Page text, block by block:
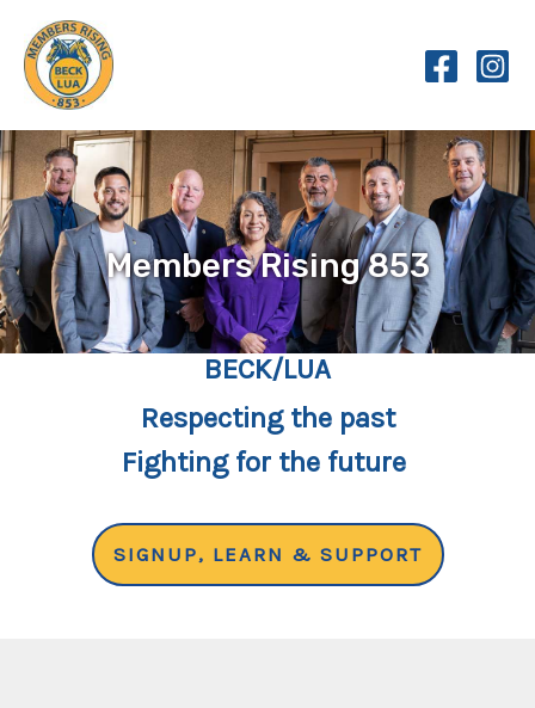
content
Members Rising 853
BECK/LUA
Respecting the past
Fighting for the future
SIGNUP, LEARN & SUPPORT